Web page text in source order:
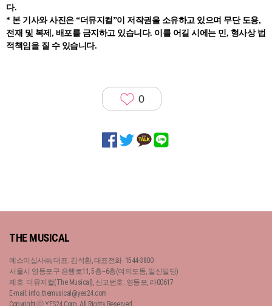
다.
* 본 기사와 사진은 “더뮤지컬”이 저작권을 소유하고 있으며 무단 도용,
전재 및 복제, 배포를 금지하고 있습니다. 이를 어길 시에는 민, 형사상 법
적책임을 질 수 있습니다.
0
THE MUSICAL
예스이십사㈜, 대표: 김석환, 대표전화: 1544-3800
서울시 영등포구 은행로11, 5층~6층(여의도동, 일신빌딩)
제호: 더뮤지컬(The Musical), 신고번호: 영등포, 라00617
E-mail: info_themusical@yes24.com
Copyright ⓒ YES24 Corp. All Rights Reserved.